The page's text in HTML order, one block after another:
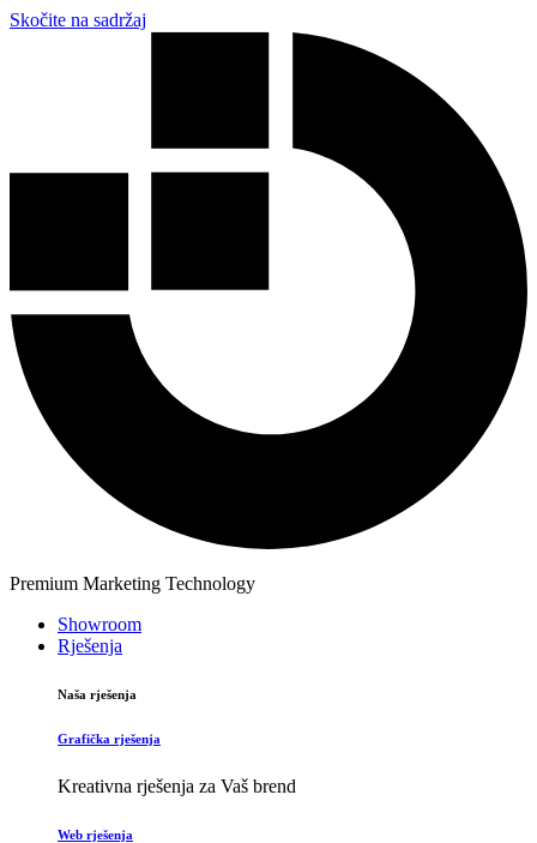
Skočite na sadržaj
Premium Marketing Technology
Showroom
Rješenja
Naša rješenja
Grafička rješenja
Kreativna rješenja za Vaš brend
Web rješenja